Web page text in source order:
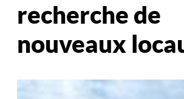
recherche de
nouveaux